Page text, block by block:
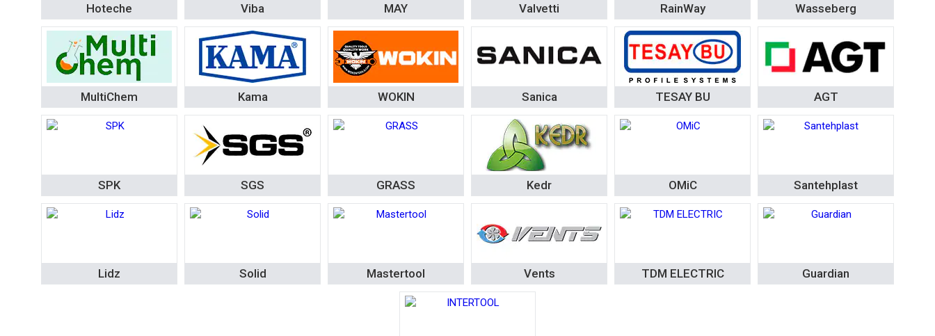
Hoteche Viba MAY Valvetti RainWay Wasseberg
MultiChem Kama WOKIN Sanica TESAY BU AGT
SPK SGS GRASS Kedr ОМіС Santehplast
Lidz Solid Mastertool Vents TDM ELECTRIC Guardian